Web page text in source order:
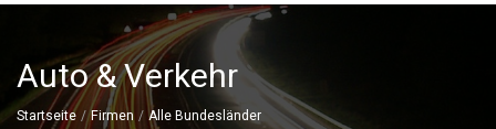
Auto & Verkehr
Startseite Firmen Alle Bundesländer